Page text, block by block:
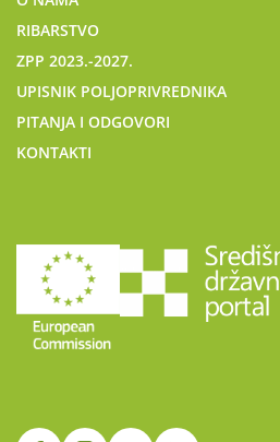
RIBARSTVO
ZPP 2023.-2027.
UPISNIK POLJOPRIVREDNIKA
PITANJA I ODGOVORI
KONTAKTI